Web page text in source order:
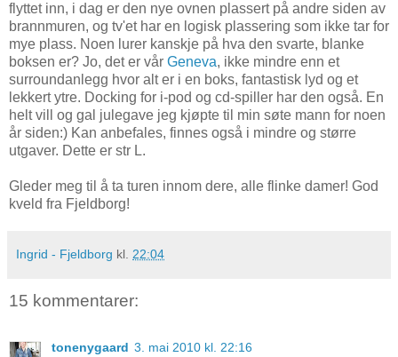
flyttet inn, i dag er den nye ovnen plassert på andre siden av
brannmuren, og tv'et har en logisk plassering som ikke tar for
mye plass. Noen lurer kanskje på hva den svarte, blanke
boksen er? Jo, det er vår Geneva, ikke mindre enn et
surroundanlegg hvor alt er i en boks, fantastisk lyd og et
lekkert ytre. Docking for i-pod og cd-spiller har den også. En
helt vill og gal julegave jeg kjøpte til min søte mann for noen
år siden:) Kan anbefales, finnes også i mindre og større
utgaver. Dette er str L.
Gleder meg til å ta turen innom dere, alle flinke damer! God
kveld fra Fjeldborg!
Ingrid - Fjeldborg kl. 22:04
15 kommentarer:
tonenygaard 3. mai 2010 kl. 22:16